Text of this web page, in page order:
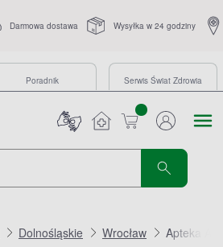
Darmowa dostawa Wysyłka w 24 godziny
Poradnik Serwis Świat Zdrowia
sztuk
Dolnośląskie Wrocław Apteka